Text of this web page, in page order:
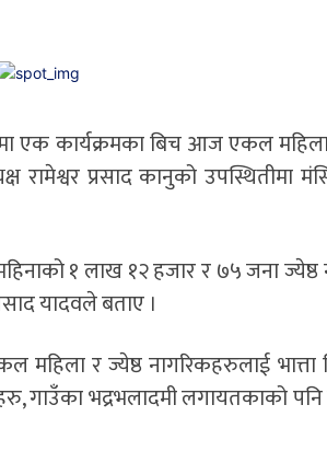
एक कार्यक्रमका बिच आज एकल
रामेश्वर प्रसाद कानुको उपस्थितीमा
१ लाख १२ हजार र ७५ जना ज्येष्ठ
यादवले बताए ।
महिला र ज्येष्ठ नागरिकहरुलाई
गाउँका भद्रभलादमी लगायतकाको